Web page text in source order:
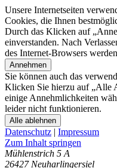
Unsere Internetseiten
Cookies, die Ihnen
Durch das Klicken auf
einverstanden. Nach
des Internet-Browsers
Annehmen
Sie können auch das
Klicken Sie hierzu auf „Alle
einige Annehmlichkeiten
leider nicht funktionieren.
Alle ablehnen
Datenschutz | Impressum
Zum Inhalt springen
Mühlenstrich 5 A
26427 Neuharlingersiel